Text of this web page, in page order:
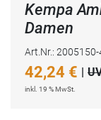
Kempa
Damen
Art.Nr.: 2005150-
42,24 € |
inkl. 19 % MwSt.